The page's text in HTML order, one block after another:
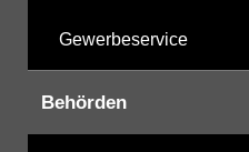
Gewerbeservice
Behörden